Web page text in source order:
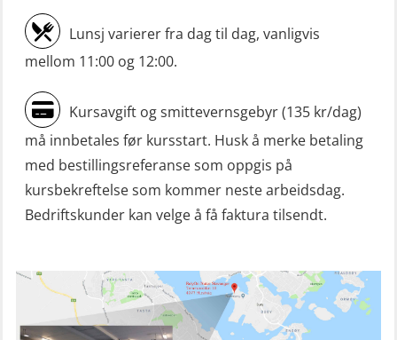
Mann-Over-Bord (hurtiggående) liten
båt m/mørkekjøring – grunnleggende
(OSE114)
Mann-Over-Bord (hurtiggående) liten
båt m/mørkekjøring – repetisjon
(OSE151)
Mann-Over-Bord (hurtiggående) liten
båt u/mørkekjøring – grunnleggende
Mann-Over-Bord liten båt (MOB)
u/mørkekjøring – repetisjon (OSE152)
Mørkekjøring-modul for Mann-Over-
Lunsj varierer fra dag til dag, vanligvis
mellom 11:00 og 12:00.
Kursavgift og smittevernsgebyr (135 kr/dag)
må innbetales før kursstart. Husk å merke betaling
med bestillingsreferanse som oppgis på
kursbekreftelse som kommer neste arbeidsdag.
Bedriftskunder kan velge å få faktura tilsendt.